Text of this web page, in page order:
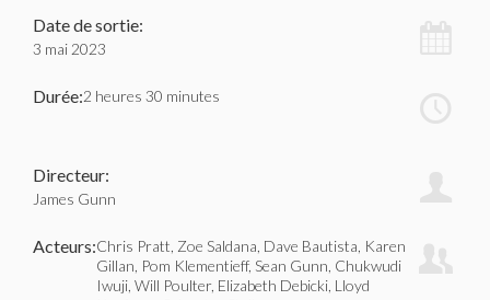
Date de sortie:
3 mai 2023
Durée:2 heures 30 minutes
Directeur:
James Gunn
Acteurs:Chris Pratt, Zoe Saldana, Dave Bautista, Karen
Gillan, Pom Klementieff, Sean Gunn, Chukwudi
Iwuji, Will Poulter, Elizabeth Debicki, Lloyd